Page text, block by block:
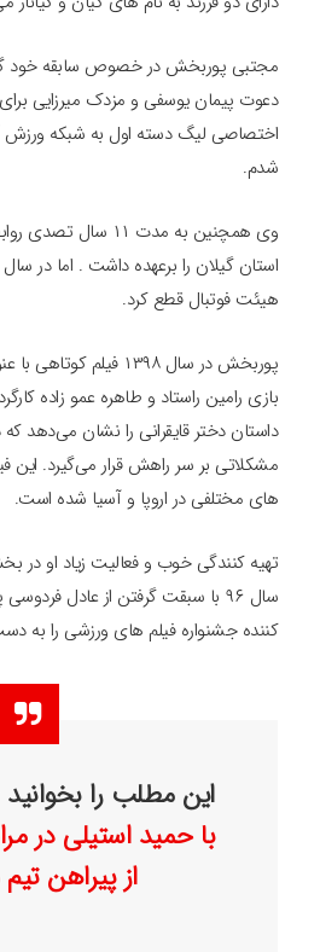
دعوت پیمان یوسفی و مزدک میرزایی
اختصاصی لیگ دسته اول به شبکه ورزش
شدم.
وی همچنین به مدت ۱۱
هیئت فوتبال قطع کرد.
پوربخش در سال ۱۳۹۸ فیلم
بازی رامین راستاد و طاهره عمو زاده
داستان دختر قایقرانی را نشان می‌دهد
مشکلاتی بر سر راهش قرار می‌گیرد. این
های مختلفی در اروپا و آسیا شده است.
تهیه کنندگی خوب و فعالیت زیاد او
سال ۹۶ با سبقت گرفتن از عادل
کننده جشنواره فیلم های ورزشی را به
این مطلب را
با حمید استیلی در
از پیراهن